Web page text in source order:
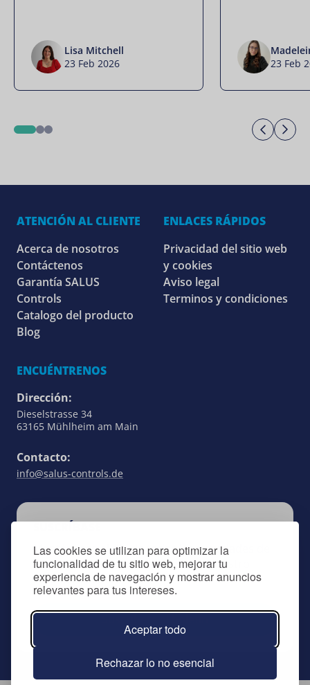
Las cookies se utilizan para optimizar la
funcionalidad de tu sitio web, mejorar tu
experiencia de navegación y mostrar anuncios
relevantes para tus intereses.
Aceptar todo
Rechazar lo no esencial
Lisa Mitchell
23 Feb 2026
23 Feb
12
ATENCIÓN AL CLIENTE
Acerca de nosotros
Contáctenos
Garantía SALUS
Controls
Catalogo del producto
Blog
ENLACES RÁPIDOS
Privacidad del sitio web
y cookies
Aviso legal
Terminos y condiciones
ENCUÉNTRENOS
Dirección:
Dieselstrasse 34
63165 Mühlheim am Main
Contacto:
info@salus-controls.de
Manténgase al día de todas las novedades de
SALUS Controls suscribiéndose a nuestro
boletín informativo.